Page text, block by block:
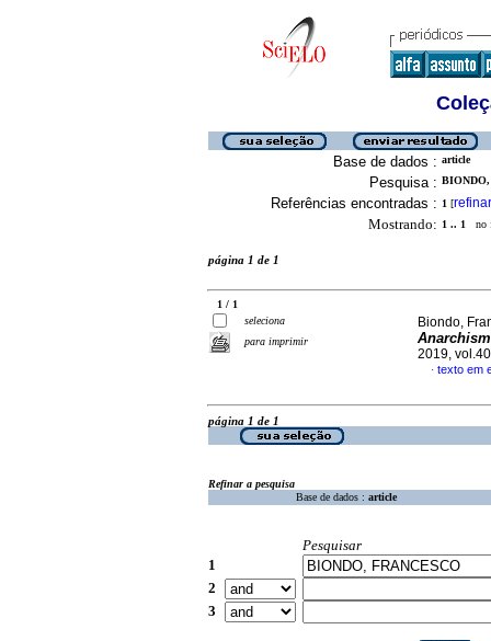
Base de dados : article
Pesquisa :
Referências encontradas : 1 [refinar
Mostrando: 1 .. 1 no
página 1 de 1
1 / 1
seleciona
para imprimir
Biondo,
2019,
· texto em
página 1 de 1
Refinar a pesquisa
Base de dados : article
Pesquisar
1
2
3